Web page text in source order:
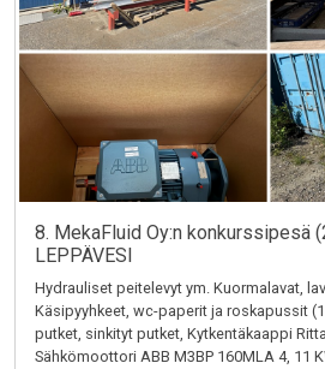
8. MekaFluid Oy:n konkurssipesä
LEPPÄVESI
Hydrauliset peitelevyt ym. Kuormalavat,
Käsipyyhkeet, wc-paperit ja roskapussit
putket, sinkityt putket, Kytkentäkaappi
Sähkömoottori ABB M3BP 160MLA 4, 11